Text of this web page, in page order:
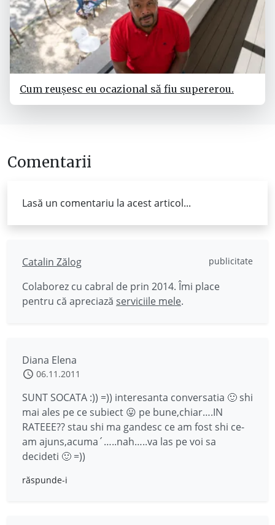
Cum reușesc eu ocazional să fiu supererou.
Comentarii
Lasă un comentariu la acest articol...
Catalin Zălog publicitate
Colaborez cu cabral de prin 2014. Îmi place
pentru că apreciază serviciile mele.
Diana Elena
06.11.2011
SUNT SOCATA :)) =)) interesanta conversatia 🙂 shi
mai ales pe ce subiect 😛 pe bune,chiar….IN
RATEEE?? stau shi ma gandesc ce am fost shi ce-
am ajuns,acuma´…..nah…..va las pe voi sa
decideti 🙂 =))
răspunde-i